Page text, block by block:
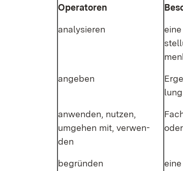
Ope­ra­to­ren
ana­ly­sie­ren
an­ge­ben
an­wen­den, nut­zen,
um­ge­hen mit, ver­wen­
den
be­grün­den